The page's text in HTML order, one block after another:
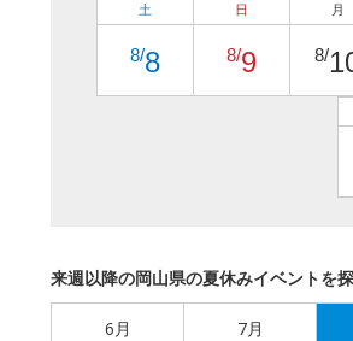
土
8/8
日
8/9
月
8/
来週以降の岡山県の夏休みイベントを
6月 7月